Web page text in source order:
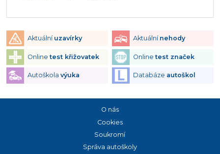
Aktuální uzavírky Aktuální nehody
Onlinetest křižovatek Onlinetest značek
Autoškola výuka Databáze autoškol
O nás
Cookies
Soukromí
Správa autoškoly